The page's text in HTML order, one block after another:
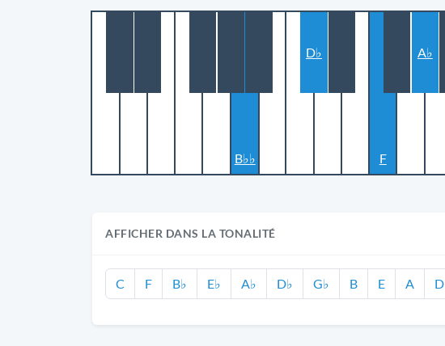
B♭♭
D♭
F
A♭
AFFICHER DANS LA TONALITÉ
C F B♭ E♭ A♭ D♭ G♭ B E A D